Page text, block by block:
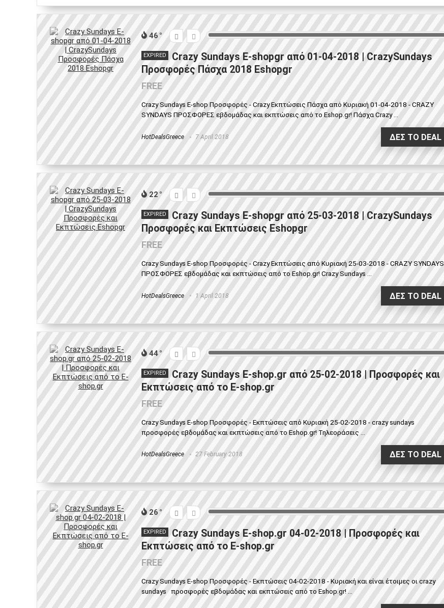
46
EXPIRED
Crazy Sundays E-shopgr από 01-04-2018 | CrazySundays
Προσφορές Πάσχα 2018 Eshopgr
FREE
Crazy Sundays E-shop Προσφορές - Crazy Εκπτώσεις Πάσχα από Κυριακή 01-04-2018 - CRAZY
SYNDAYS ΠΡΟΣΦΟΡΕΣ εβδομάδας και εκπτώσεις από το Eshop.gr! Πάσχα Crazy ...
HotDealsGreece 7 April 2018 ΔΕΣ ΤΟ DEAL
22
EXPIRED
Crazy Sundays E-shopgr από 25-03-2018 | CrazySundays
Προσφορές και Εκπτώσεις Eshopgr
FREE
Crazy Sundays E-shop Προσφορές - Crazy Εκπτώσεις από Κυριακή 25-03-2018 - CRAZY SYNDAYS
ΠΡΟΣΦΟΡΕΣ εβδομάδας και εκπτώσεις από το Eshop.gr! Crazy Sundays ...
HotDealsGreece 1 April 2018 ΔΕΣ ΤΟ DEAL
44
EXPIRED
Crazy Sundays E-shop.gr από 25-02-2018 | Προσφορές και
Εκπτώσεις από το E-shop.gr
FREE
Crazy Sundays E-shop Προσφορές - Εκπτώσεις από Κυριακή 25-02-2018 - crazy sundays
προσφορές εβδομάδας και εκπτώσεις από το Eshop.gr! Τηλεοράσεις ...
HotDealsGreece 27 February 2018 ΔΕΣ ΤΟ DEAL
26
EXPIRED
Crazy Sundays E-shop.gr 04-02-2018 | Προσφορές και
Εκπτώσεις από το E-shop.gr
FREE
Crazy Sundays E-shop Προσφορές - Εκπτώσεις 04-02-2018 - Κυριακή και είναι έτοιμες οι crazy
sundays προσφορές εβδομάδας και εκπτώσεις από το Eshop.gr! ...